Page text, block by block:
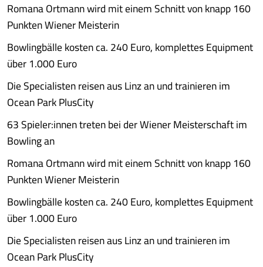
Romana Ortmann wird mit einem Schnitt von knapp 160
Punkten Wiener Meisterin
Bowlingbälle kosten ca. 240 Euro, komplettes Equipment
über 1.000 Euro
Die Specialisten reisen aus Linz an und trainieren im
Ocean Park PlusCity
63 Spieler:innen treten bei der Wiener Meisterschaft im
Bowling an
Romana Ortmann wird mit einem Schnitt von knapp 160
Punkten Wiener Meisterin
Bowlingbälle kosten ca. 240 Euro, komplettes Equipment
über 1.000 Euro
Die Specialisten reisen aus Linz an und trainieren im
Ocean Park PlusCity